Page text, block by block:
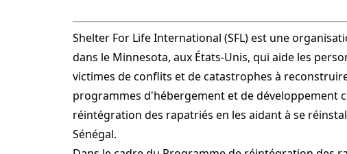
Shelter For Life International (SFL) est une
dans le Minnesota, aux États-Unis, qui aide les
victimes de conflits et de catastrophes à
programmes d'hébergement et de développement
réintégration des rapatriés en les aidant à se
Sénégal.